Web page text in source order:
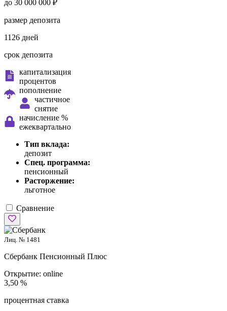
до 30 000 000 ₽
размер депозита
1126 дней
срок депозита
капитализация
процентов
пополнение
частичное
снятие
начисление %
ежеквартально
Тип вклада:
депозит
Спец. программа:
пенсионный
Расторжение:
льготное
Сравнение
Лиц. № 1481
Сбербанк Пенсионный Плюс
Открытие: online
3,50 %
процентная ставка